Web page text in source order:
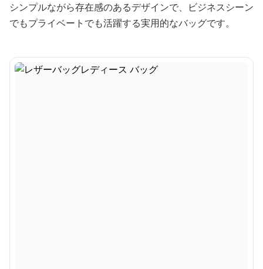
シンプルながら存在感のあるデザインで、ビジネスシーン
でもプライベートでも活躍する実用的なバッグです。